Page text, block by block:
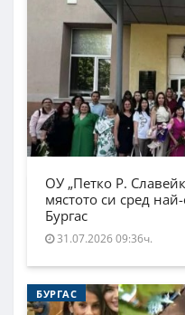
ОУ „Петко Р.
мястото си сред
Бургас
31.07.2026 09:36ч.
БУРГАС